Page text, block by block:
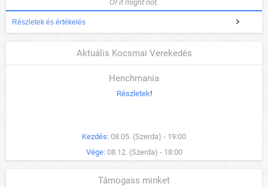
Or it might not.
Részletek és értékelés
Aktuális Kocsmai Verekedés
Henchmania
Részletek!
Kezdés: 08.05. (Szerda) - 19:00
Vége: 08.12. (Szerda) - 18:00
Támogass minket